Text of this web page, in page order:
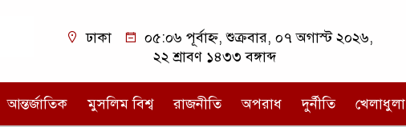
ঢাকা
০৫:০৬ পূর্বাহ্ন, শুক্রবার, ০৭ অগাস্ট ২০২৬,
২২ শ্রাবণ ১৪৩৩ বঙ্গাব্দ
আন্তর্জাতিক মুসলিম বিশ্ব রাজনীতি অপরাধ দুর্নীতি খেলাধুলা